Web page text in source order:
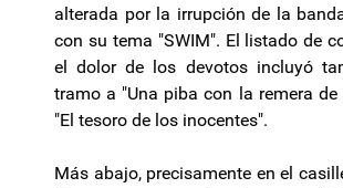
alterada por la irrupción de la
con su tema "SWIM". El listado de
el dolor de los devotos incluyó
tramo a "Una piba con la remera de
"El tesoro de los inocentes".
Más abajo, precisamente en el